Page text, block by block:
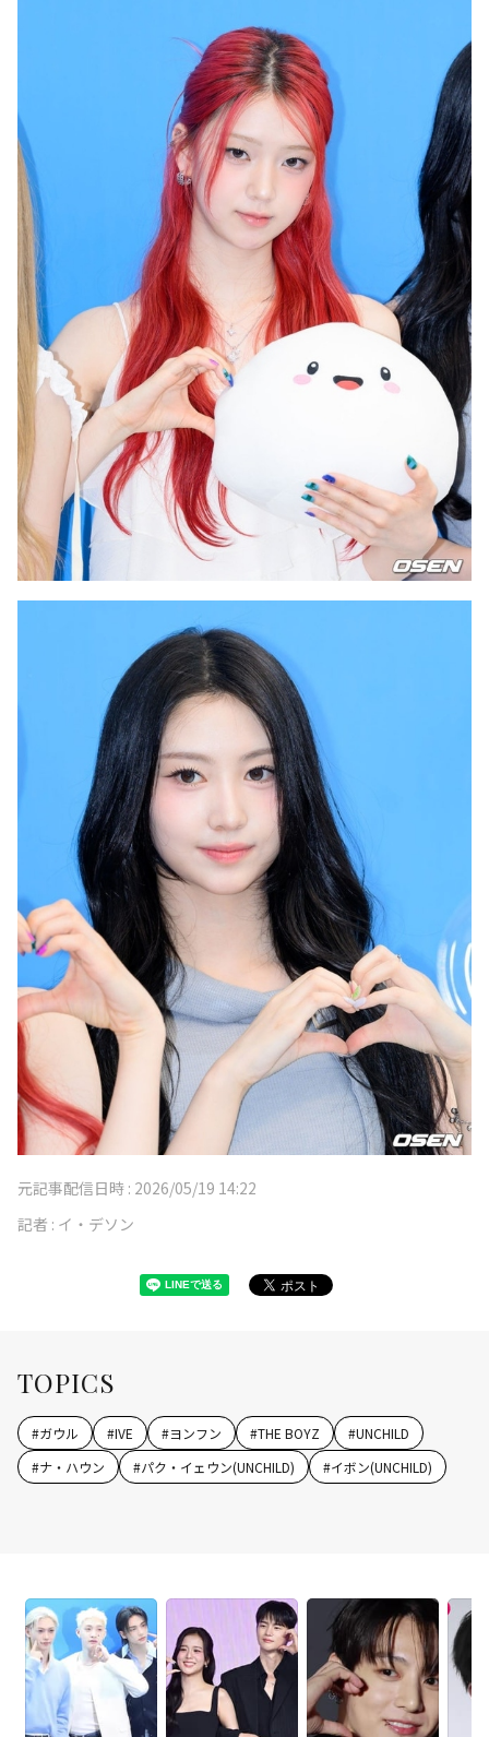
元記事配信日時 : 2026/05/19 14:22
記者 : イ・デソン
TOPICS
#ガウル #IVE #ヨンフン #THE BOYZ #UNCHILD
#ナ・ハウン #パク・イェウン(UNCHILD) #イボン(UNCHILD)